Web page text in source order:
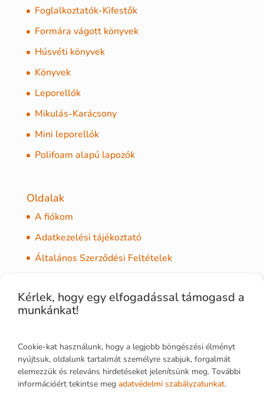
Foglalkoztatók-Kifestők
Formára vágott könyvek
Húsvéti könyvek
Könyvek
Leporellók
Mikulás-Karácsony
Mini leporellók
Polifoam alapú lapozók
Oldalak
A fiókom
Adatkezelési tájékoztató
Általános Szerződési Feltételek
Kapcsolat
Kosár
Nyitólap
Pénztár
Kérlek, hogy egy elfogadással támogasd a
munkánkat!
Cookie-kat használunk, hogy a legjobb böngészési élményt
nyújtsuk, oldalunk tartalmát személyre szabjuk, forgalmát
elemezzük és releváns hirdetéseket jelenítsünk meg. További
információért tekintse meg adatvédelmi szabályzatunkat.